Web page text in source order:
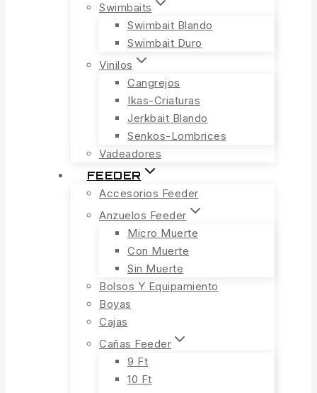
Swimbaits
Swimbait Blando
Swimbait Duro
Vinilos
Cangrejos
Ikas-Criaturas
Jerkbait Blando
Senkos-Lombrices
Vadeadores
FEEDER
Accesorios Feeder
Anzuelos Feeder
Micro Muerte
Con Muerte
Sin Muerte
Bolsos Y Equipamiento
Boyas
Cajas
Cañas Feeder
9 Ft
10 Ft